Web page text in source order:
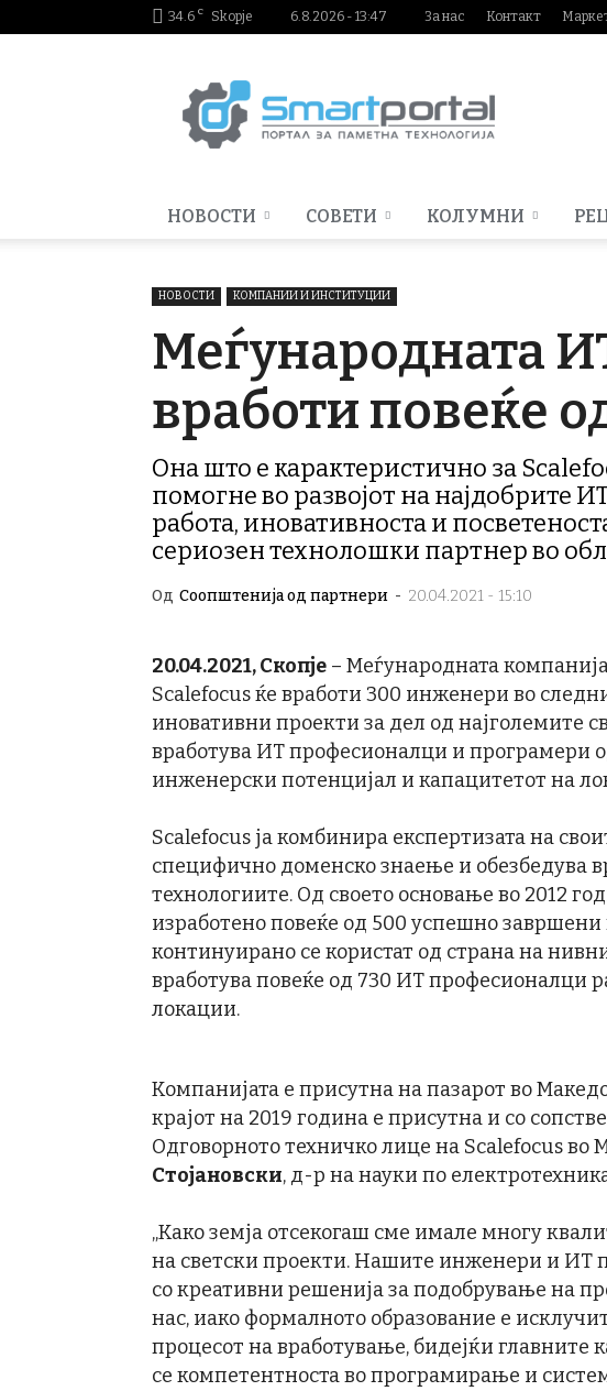
34.6 C Skopje 6.8.2026 - 13:47 За нас Контакт
НОВОСТИ СОВЕТИ КОЛУМНИ
НОВОСТИ КОМПАНИИ И ИНСТИТУЦИИ
Меѓународната
вработи повеќе
Она што е карактеристично за
помогне во развојот на најдобрите
работа, иновативноста и
сериозен технолошки партнер во
Од Соопштенија од партнери - 20.04.2021 - 15:10
20.04.2021, Скопје – Меѓународната
Scalefocus ќе вработи 300 инженери во
иновативни проекти за дел од најголемите
вработува ИТ професионалци и програмери
инженерски потенцијал и капацитетот на
Scalefocus ја комбинира експертизата на
специфично доменско знаење и обезбедува
технологиите. Од своето основање во 2012
изработено повеќе од 500 успешно завршени
континуирано се користат од страна на
вработува повеќе од 730 ИТ професионалци
локации.
Компанијата е присутна на пазарот во
крајот на 2019 година е присутна и со
Одговорното техничко лице на Scalefocus во
Стојановски, д-р на науки по
„Како земја отсекогаш сме имале многу
на светски проекти. Нашите инженери и ИТ
со креативни решенија за подобрување на
нас, иако формалното образование е
процесот на вработување, бидејќи главните
се компетентноста во програмирање и